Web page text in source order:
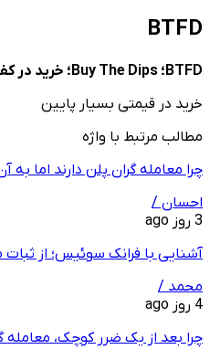
BTFD
BTFD؛ Buy The Dips؛ خرید در کف
خرید در قیمتی بسیار پایین
مطالب مرتبط با واژه
چرا معامله ‌گران پلن دارند اما
احسان /
3 روز ago
آشنایی با فرانک سوئیس؛ از
محمد /
4 روز ago
چرا بعد از یک ضرر کوچک، معامله‌